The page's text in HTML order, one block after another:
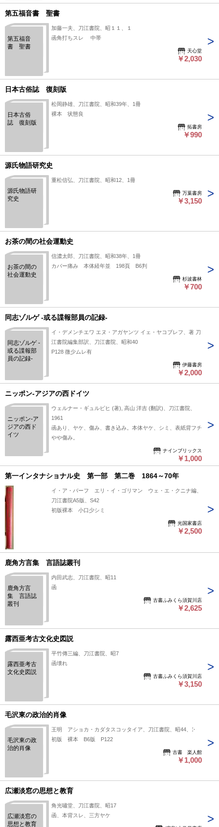
第五福音書 聖書
第五福音
書 聖書
加藤一夫、刀江書院、昭１１、１
函角打ちスレ 中帯
天心堂
￥2,030
日本古俗誌 復刻版
日本古俗
誌 復刻版
松岡静雄、刀江書院、昭和39年、1冊
裸本 状態良
拓書房
￥990
源氏物語研究史
源氏物語研
究史
重松信弘、刀江書院、昭和12、1冊
万葉書房
￥3,150
お茶の間の社会運動史
お茶の間の
社会運動史
信濃太郎、刀江書院、昭和38年、1冊
カバー痛み 本体経年並 198頁 B6判
杉波書林
￥700
同志ゾルゲ -或る諜報部員の記録-
同志ゾルゲ -
或る諜報部
員の記録-
イ・デメンチエワ エヌ・アガヤンツ イェ・ヤコブレフ、著 刀
江書院編集部訳、刀江書院、昭和40
P128 微少ムレ有
伊藤書房
￥2,000
ニッポン-アジアの西ドイツ
ニッポン-ア
ジアの西ド
イツ
ウェルナー・ギュルビヒ (著), 高山 洋吉 (翻訳)、刀江書院、
1961
函あり、ヤケ、傷み、書き込み。本体ヤケ、シミ、表紙背フチ
やや傷み。
ナインブリックス
￥1,000
第一インタナショナル史 第一部 第二巻 1864～70年
イ・ア・バーフ エリ・イ・ゴリマン ウェ・エ・クニナ編、
刀江書院A5版、S42
初版裸本 小口少シミ
光国家書店
￥2,500
鹿角方言集 言語誌叢刊
鹿角方言
集 言語誌
叢刊
内田武志、刀江書院、昭11
函
古書ふみくら須賀川店
￥2,625
露西亜考古文化史図説
露西亜考古
文化史図説
平竹傳三編、刀江書院、昭7
函壊れ
古書ふみくら須賀川店
￥3,150
毛沢東の政治的肖像
毛沢東の政
治的肖像
王明 アショカ・カダタスコッタイア、刀江書院、昭44、1
初版 裸本 B6版 P122
古書 楽人館
￥1,000
広瀬淡窓の思想と教育
広瀬淡窓の
思想と教育
角光嘯堂、刀江書院、昭17
函、本背スレ、三方ヤケ